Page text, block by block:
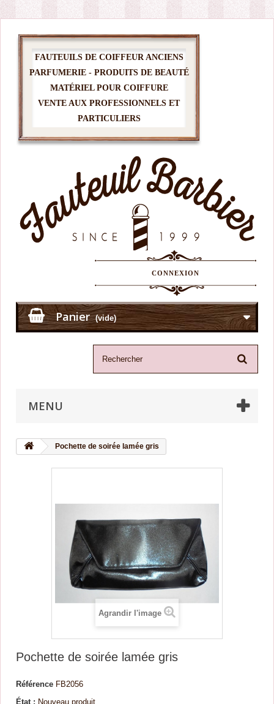
FAUTEUILS DE COIFFEUR ANCIENS
PARFUMERIE - PRODUITS DE BEAUTÉ
MATÉRIEL POUR COIFFURE
VENTE AUX PROFESSIONNELS ET
PARTICULIERS
CONNEXION
Panier (vide)
MENU
Pochette de soirée lamée gris
Agrandir l'image
Pochette de soirée lamée gris
Référence FB2056
État : Nouveau produit